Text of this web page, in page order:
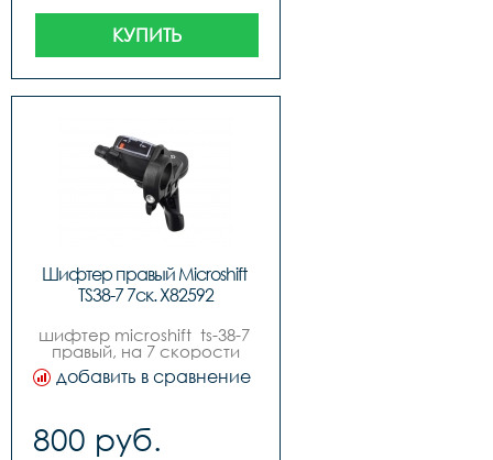
КУПИТЬ
Шифтер правый Microshift
TS38-7 7ск. Х82592
шифтер microshift  ts-38-7
правый, на 7 скорости
добавить в сравнение
800 руб.